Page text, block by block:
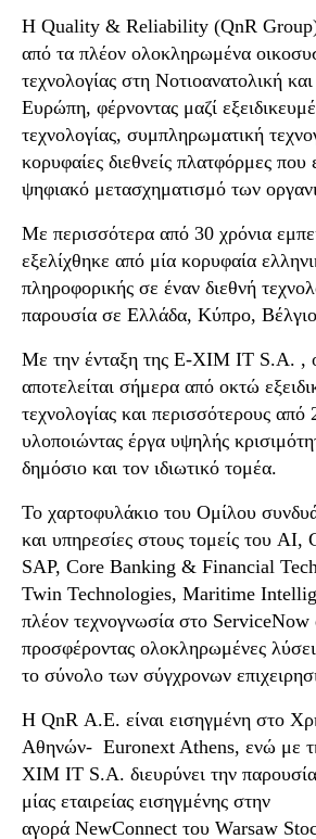
Η Quality & Reliability (QnR
από τα πλέον ολοκληρωμένα
τεχνολογίας στη Νοτιοανατολική
Ευρώπη, φέρνοντας μαζί
τεχνολογίας, συμπληρωματική
κορυφαίες διεθνείς πλατφόρμες που
ψηφιακό μετασχηματισμό των
Με περισσότερα από 30 χρόνια
εξελίχθηκε από μία κορυφαία
πληροφορικής σε έναν διεθνή
παρουσία σε Ελλάδα, Κύπρο,
Με την ένταξη της Ε-ΧΙΜ ΙΤ S.A. ,
αποτελείται σήμερα από οκτώ
τεχνολογίας και περισσότερους από
υλοποιώντας έργα υψηλής
δημόσιο και τον ιδιωτικό τομέα.
Το χαρτοφυλάκιο του Ομίλου
και υπηρεσίες στους τομείς του AI,
SAP, Core Banking & Financial
Twin Technologies, Maritime
πλέον τεχνογνωσία στο ServiceNow
προσφέροντας ολοκληρωμένες
το σύνολο των σύγχρονων
Η QnR Α.Ε. είναι εισηγμένη στο
Αθηνών- Euronext Athens, ενώ με
ΧΙΜ ΙΤ S.A. διευρύνει την
μίας εταιρείας εισηγμένης στην
αγορά NewConnect του Warsaw